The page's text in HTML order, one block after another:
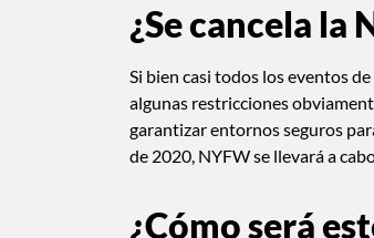
¿Se cancela la
Si bien casi todos los eventos
algunas restricciones
garantizar entornos seguros
de 2020, NYFW se llevará a
¿Cómo será